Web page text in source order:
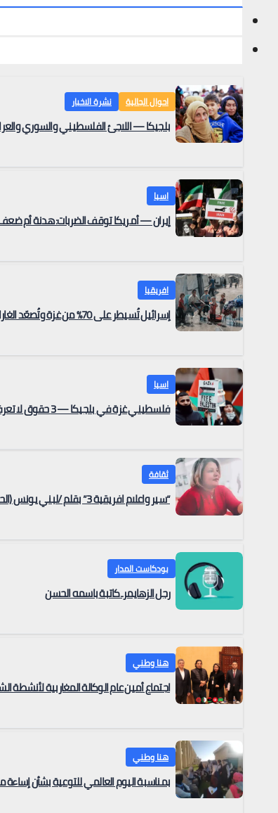
احوال الجالية نشرة الاخبار
بلجيكا — اللاجئ الفلسطيني والسوري
اسيا
إيران — أمريكا توقف الضربات: هدنة أم
افريقيا
إسرائيل تُسيطر على 70% من غزة وتُصعّد الغارات لأعلى مستوى منذ وقف إطلاق النار — وبلجيكا تتجه للاعتراف بالدولة الفلسطينية بعد حل حماس جهازها الحاكم
اسيا
فلسطيني غزة في بلجيكا — 3 حقوق لا تعرفها
ثقافة
“سير واعلام افريقية 3” بقلم /لبني يونس (الحبيب بورقيبة: مهندس الاستقلال وباني الدولة الحديثة )
بودكاست المدار
رجل الزهايمر..كاتبة باسمه الحسن
هنا وطني
اجتماع أمين عام الوكالة المغاربية لأنشطة
هنا وطني
بمناسبة اليوم العالمي للتوعية بشأن